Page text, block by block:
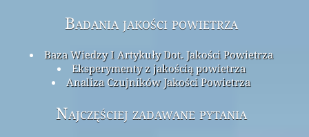
Badania jakości powietrza
Baza Wiedzy I Artykuły Dot. Jakości Powietrza
Eksperymenty z jakością powietrza
Analiza Czujników Jakości Powietrza
Najczęściej zadawane pytania